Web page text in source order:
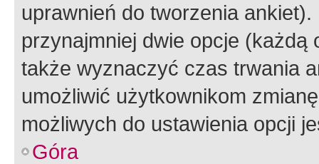
uprawnień do tworzenia
przynajmniej dwie opcje
także wyznaczyć czas trwania
umożliwić użytkownikom
możliwych do ustawienia opcji
Góra